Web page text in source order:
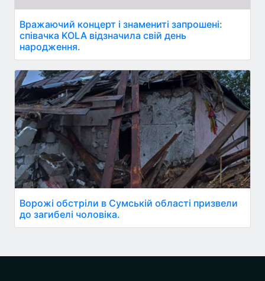
Вражаючий концерт і знамениті запрошені:
співачка KOLA відзначила свій день
народження.
Ворожі обстріли в Сумській області призвели
до загибелі чоловіка.